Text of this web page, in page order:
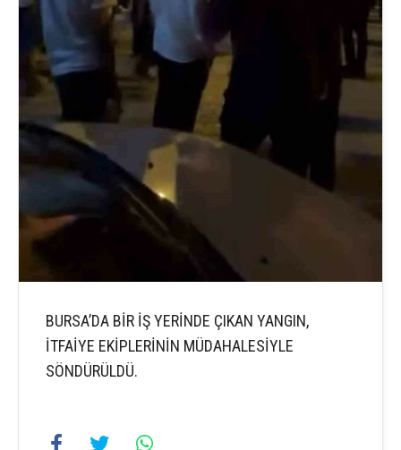
BURSA’DA BİR İŞ YERİNDE ÇIKAN YANGIN,
İTFAİYE EKİPLERİNİN MÜDAHALESİYLE
SÖNDÜRÜLDÜ.